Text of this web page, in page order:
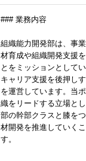
### 業務内容
組織能力開発部は、事
材育成や組織開発支援
とをミッションとして
キャリア支援を後押し
を運営しています。当
織をリードする立場と
部の幹部クラスと膝を
材開発を推進していく
す。